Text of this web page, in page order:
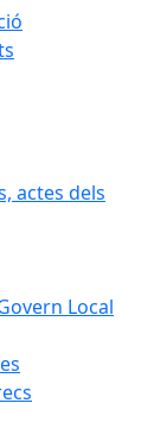
actes dels
Local